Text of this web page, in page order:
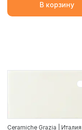
В корзину
Ceramiche Grazia | Италия